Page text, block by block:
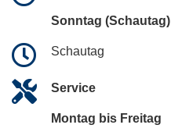
Sonntag (Schautag)
Schautag
Service
Montag bis Freitag